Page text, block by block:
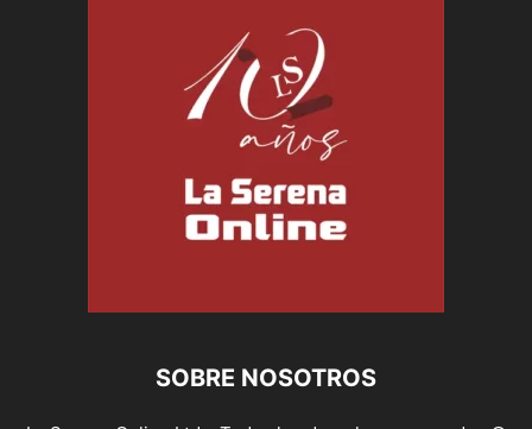
SOBRE NOSOTROS